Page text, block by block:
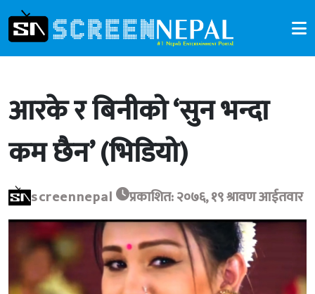
आरके र बिनीको ‘सुन भन्दा
कम छैन’ (भिडियो)
screennepal प्रकाशित: २०७६, १९ श्रावण आईतवार